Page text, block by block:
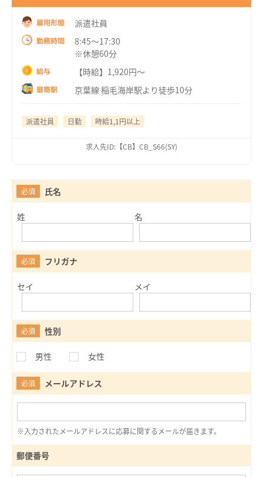
雇用形態 派遣社員
勤務時間
8:45～17:30
※休憩60分
給与 【時給】1,920円～
最寄駅 京葉線 稲毛海岸駅より徒歩10分
派遣社員 日勤 時給1,1円以上
求人先ID:【CB】CB_S66(SY)
必須 氏名
姓 名
必須 フリガナ
セイ メイ
必須 性別
男性 女性
必須 メールアドレス
※入力されたメールアドレスに応募に関するメールが届きます。
郵便番号